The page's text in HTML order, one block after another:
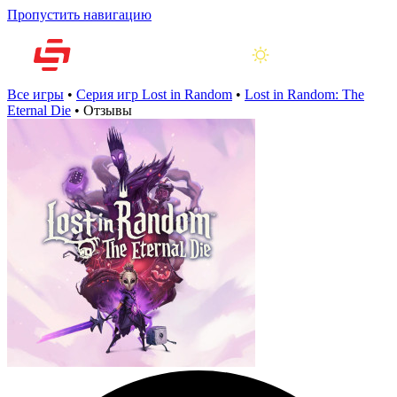
Пропустить навигацию
Все игры • Серия игр Lost in Random • Lost in Random: The
Eternal Die • Отзывы